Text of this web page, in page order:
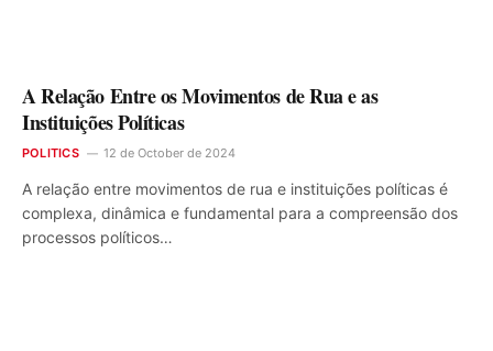
A Relação Entre os Movimentos de Rua e as
Instituições Políticas
POLITICS 12 de October de 2024
A relação entre movimentos de rua e instituições políticas é
complexa, dinâmica e fundamental para a compreensão dos
processos políticos…